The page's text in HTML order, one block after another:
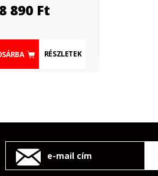
890 Ft
RÉSZLETEK